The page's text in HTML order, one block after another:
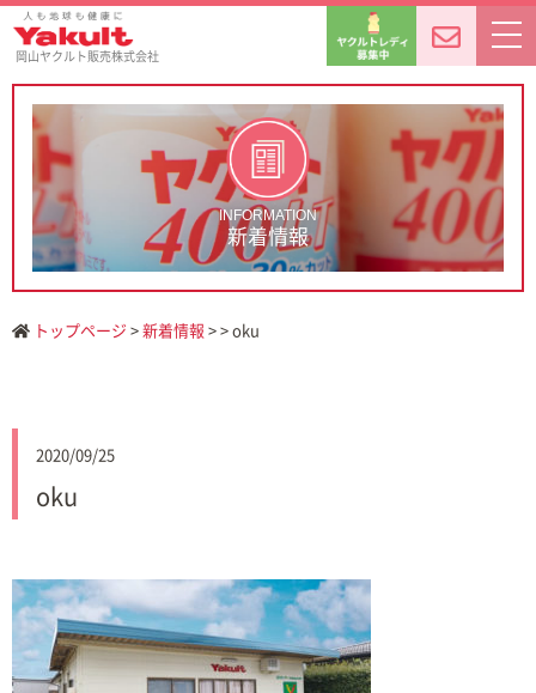
岡山ヤクルト販売株式会社
INFORMATION
新着情報
トップページ >新着情報 > > oku
2020/09/25
oku